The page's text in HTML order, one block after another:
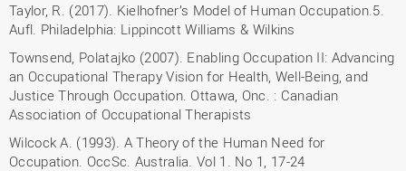
Taylor, R. (2017). Kielhofner’s Model of Human Occupation.5.
Aufl. Philadelphia: Lippincott Williams & Wilkins
Townsend, Polatajko (2007). Enabling Occupation II: Advancing
an Occupational Therapy Vision for Health, Well-Being, and
Justice Through Occupation. Ottawa, Onc. : Canadian
Association of Occupational Therapists
Wilcock A. (1993). A Theory of the Human Need for
Occupation. OccSc. Australia. Vol 1. No 1, 17-24